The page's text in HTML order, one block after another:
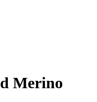
Merino